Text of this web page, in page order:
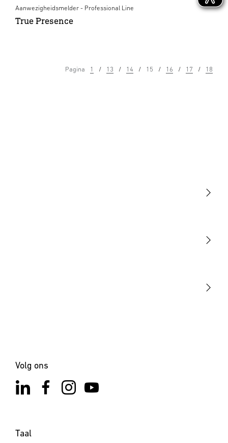
Aanwezigheidsmelder - Professional Line
True Presence
Pagina 1 13 14 15 16 17 18
Volg ons
Taal